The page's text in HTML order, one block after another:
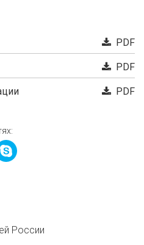
PDF
PDF
PDF
России